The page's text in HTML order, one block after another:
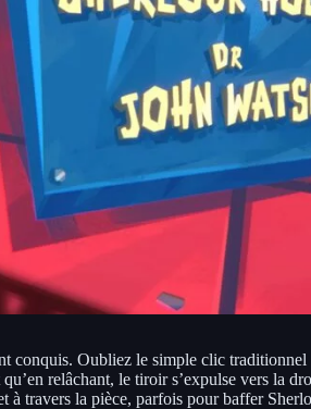
conquis. Oubliez le simple clic
relâchant, le tiroir s’expulse vers la
travers la pièce, parfois pour baffer